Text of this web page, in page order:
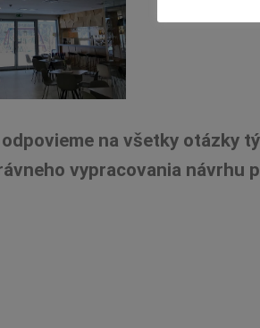
odpovieme na všetky otázky
vypracovania návrhu